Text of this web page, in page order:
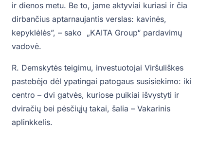
ir dienos metu. Be to, jame aktyviai kuriasi ir čia
dirbančius aptarnaujantis verslas: kavinės,
kepyklėlės”, – sako „KAITA Group“ pardavimų
vadovė.
R. Demskytės teigimu, investuotojai Viršuliškes
pastebėjo dėl ypatingai patogaus susisiekimo: iki
centro – dvi gatvės, kuriose puikiai išvystyti ir
dviračių bei pėsčiųjų takai, šalia – Vakarinis
aplinkkelis.